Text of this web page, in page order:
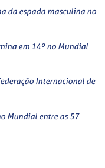
da espada masculina no
em 14º no Mundial
Internacional de
Mundial entre as 57